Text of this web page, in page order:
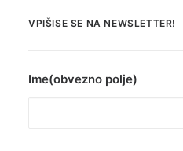
VPIŠISE SE NA NEWSLETTER!
Ime(obvezno polje)